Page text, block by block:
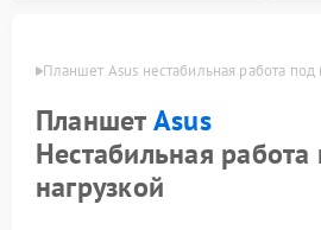
Планшет Asus нестабильная работа под
ПланшетAsus
Нестабильная работа
нагрузкой